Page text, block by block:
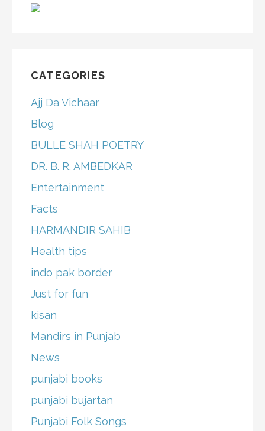
CATEGORIES
Ajj Da Vichaar
Blog
BULLE SHAH POETRY
DR. B. R. AMBEDKAR
Entertainment
Facts
HARMANDIR SAHIB
Health tips
indo pak border
Just for fun
kisan
Mandirs in Punjab
News
punjabi books
punjabi bujartan
Punjabi Folk Songs